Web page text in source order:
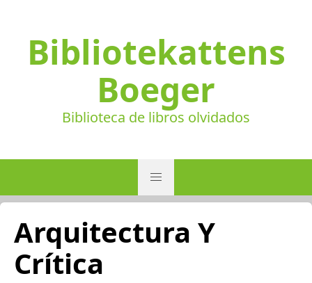
Bibliotekattens
Boeger
Biblioteca de libros olvidados
Arquitectura Y
Crítica